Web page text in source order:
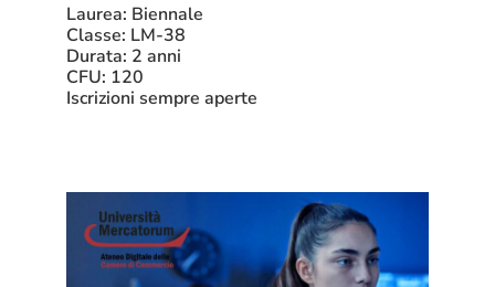
Laurea: Biennale
Classe: LM-38
Durata: 2 anni
CFU: 120
Iscrizioni sempre aperte